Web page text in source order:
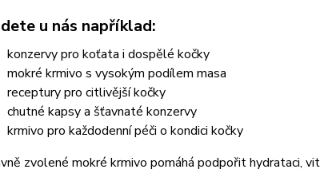
u nás například:
konzervy pro koťata i dospělé kočky
mokré krmivo s vysokým podílem masa
receptury pro citlivější kočky
chutné kapsy a šťavnaté konzervy
krmivo pro každodenní péči o kondici kočky
zvolené mokré krmivo pomáhá podpořit hydrataci,